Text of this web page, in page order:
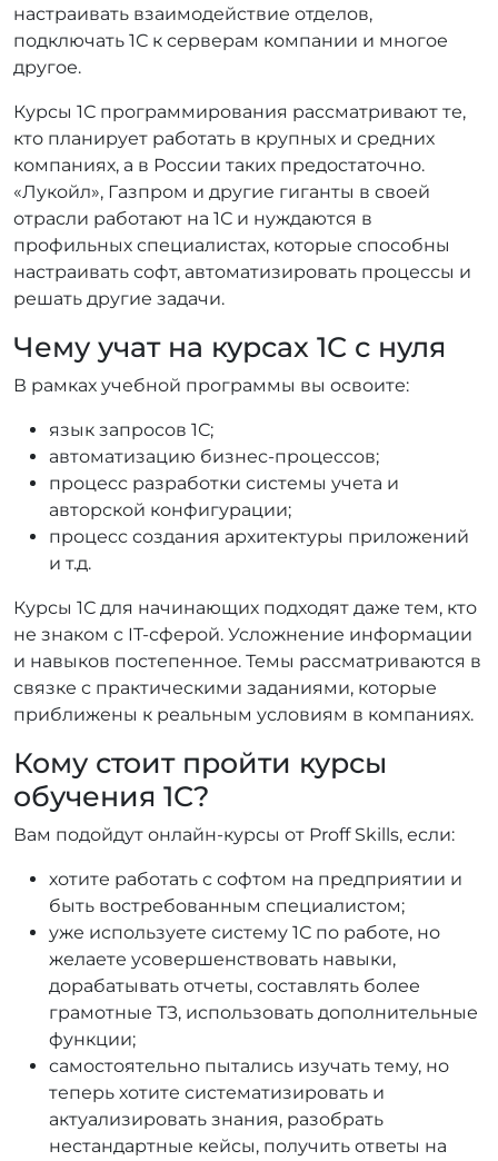
настраивать взаимодействие отделов,
подключать 1С к серверам компании и многое
другое.
Курсы 1С программирования рассматривают те,
кто планирует работать в крупных и средних
компаниях, а в России таких предостаточно.
«Лукойл», Газпром и другие гиганты в своей
отрасли работают на 1С и нуждаются в
профильных специалистах, которые способны
настраивать софт, автоматизировать процессы и
решать другие задачи.
Чему учат на курсах 1С с нуля
В рамках учебной программы вы освоите:
язык запросов 1С;
автоматизацию бизнес-процессов;
процесс разработки системы учета и
авторской конфигурации;
процесс создания архитектуры приложений
и т.д.
Курсы 1С для начинающих подходят даже тем, кто
не знаком с IT-сферой. Усложнение информации
и навыков постепенное. Темы рассматриваются в
связке с практическими заданиями, которые
приближены к реальным условиям в компаниях.
Кому стоит пройти курсы
обучения 1С?
Вам подойдут онлайн-курсы от Proff Skills, если:
хотите работать с софтом на предприятии и
быть востребованным специалистом;
уже используете систему 1С по работе, но
желаете усовершенствовать навыки,
дорабатывать отчеты, составлять более
грамотные ТЗ, использовать дополнительные
функции;
самостоятельно пытались изучать тему, но
теперь хотите систематизировать и
актуализировать знания, разобрать
нестандартные кейсы, получить ответы на